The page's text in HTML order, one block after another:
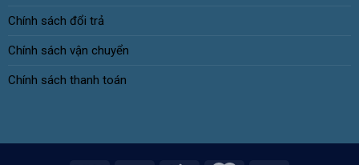
Chính sách đổi trả
Chính sách vận chuyển
Chính sách thanh toán